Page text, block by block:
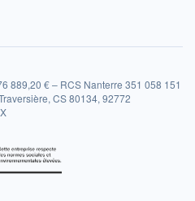
889,20 € – RCS Nanterre 351 058 151
CS 80134, 92772